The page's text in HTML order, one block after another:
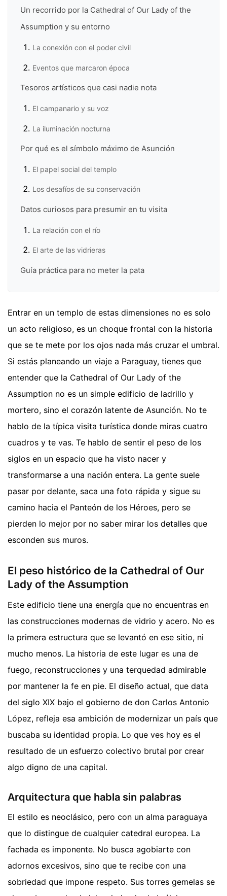
Un recorrido por la Cathedral of Our Lady of the
Assumption y su entorno
La conexión con el poder civil
Eventos que marcaron época
Tesoros artísticos que casi nadie nota
El campanario y su voz
La iluminación nocturna
Por qué es el símbolo máximo de Asunción
El papel social del templo
Los desafíos de su conservación
Datos curiosos para presumir en tu visita
La relación con el río
El arte de las vidrieras
Guía práctica para no meter la pata
Entrar en un templo de estas dimensiones no es solo
un acto religioso, es un choque frontal con la historia
que se te mete por los ojos nada más cruzar el umbral.
Si estás planeando un viaje a Paraguay, tienes que
entender que la Cathedral of Our Lady of the
Assumption no es un simple edificio de ladrillo y
mortero, sino el corazón latente de Asunción. No te
hablo de la típica visita turística donde miras cuatro
cuadros y te vas. Te hablo de sentir el peso de los
siglos en un espacio que ha visto nacer y
transformarse a una nación entera. La gente suele
pasar por delante, saca una foto rápida y sigue su
camino hacia el Panteón de los Héroes, pero se
pierden lo mejor por no saber mirar los detalles que
esconden sus muros.
El peso histórico de la Cathedral of Our
Lady of the Assumption
Este edificio tiene una energía que no encuentras en
las construcciones modernas de vidrio y acero. No es
la primera estructura que se levantó en ese sitio, ni
mucho menos. La historia de este lugar es una de
fuego, reconstrucciones y una terquedad admirable
por mantener la fe en pie. El diseño actual, que data
del siglo XIX bajo el gobierno de don Carlos Antonio
López, refleja esa ambición de modernizar un país que
buscaba su identidad propia. Lo que ves hoy es el
resultado de un esfuerzo colectivo brutal por crear
algo digno de una capital.
Arquitectura que habla sin palabras
El estilo es neoclásico, pero con un alma paraguaya
que lo distingue de cualquier catedral europea. La
fachada es imponente. No busca agobiarte con
adornos excesivos, sino que te recibe con una
sobriedad que impone respeto. Sus torres gemelas se